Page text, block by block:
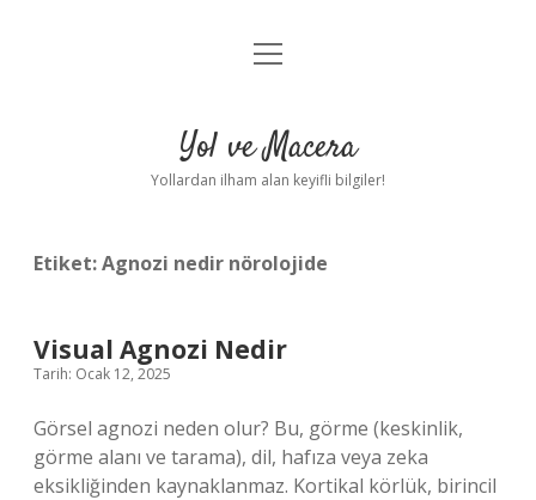
Anasayfa
Yasal Uyarı
menüyü
Yol ve Macera
Yollardan ilham alan keyifli bilgiler!
Etiket:Agnozi nedir nörolojide
Visual Agnozi Nedir
Tarih: Ocak 12, 2025
Görsel agnozi neden olur? Bu, görme (keskinlik,
görme alanı ve tarama), dil, hafıza veya zeka
eksikliğinden kaynaklanmaz. Kortikal körlük, birincil